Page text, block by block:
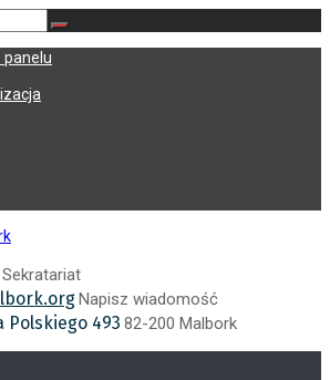
panelu
Sekratariat
Napisz wiadomość
Polskiego 493 82-200 Malbork